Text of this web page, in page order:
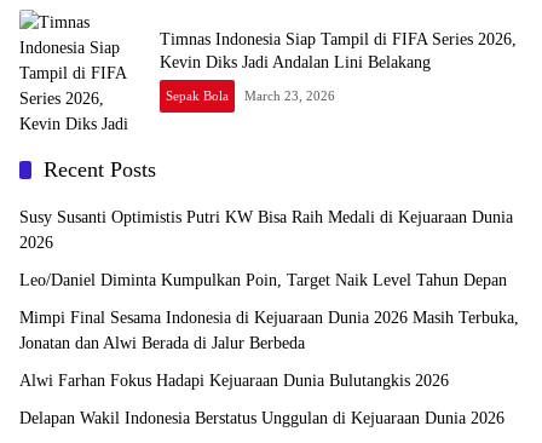
Timnas Indonesia Siap Tampil di FIFA Series 2026,
Kevin Diks Jadi Andalan Lini Belakang
Sepak Bola March 23, 2026
Recent Posts
Susy Susanti Optimistis Putri KW Bisa Raih Medali di Kejuaraan Dunia
2026
Leo/Daniel Diminta Kumpulkan Poin, Target Naik Level Tahun Depan
Mimpi Final Sesama Indonesia di Kejuaraan Dunia 2026 Masih Terbuka,
Jonatan dan Alwi Berada di Jalur Berbeda
Alwi Farhan Fokus Hadapi Kejuaraan Dunia Bulutangkis 2026
Delapan Wakil Indonesia Berstatus Unggulan di Kejuaraan Dunia 2026